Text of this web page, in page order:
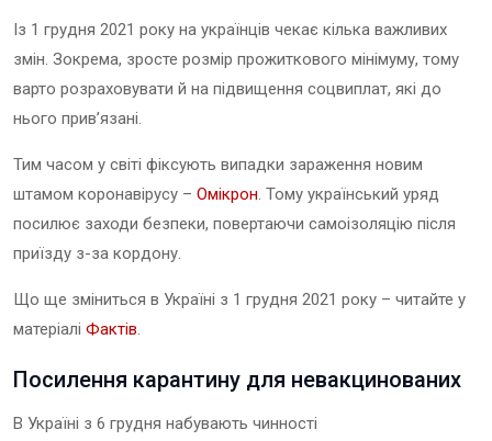
Із 1 грудня 2021 року на українців чекає кілька важливих
змін. Зокрема, зросте розмір прожиткового мінімуму, тому
варто розраховувати й на підвищення соцвиплат, які до
нього прив’язані.
Тим часом у світі фіксують випадки зараження новим
штамом коронавірусу – Омікрон. Тому український уряд
посилює заходи безпеки, повертаючи самоізоляцію після
приїзду з-за кордону.
Що ще зміниться в Україні з 1 грудня 2021 року – читайте у
матеріалі Фактів.
Посилення карантину для невакцинованих
В Україні з 6 грудня набувають чинності